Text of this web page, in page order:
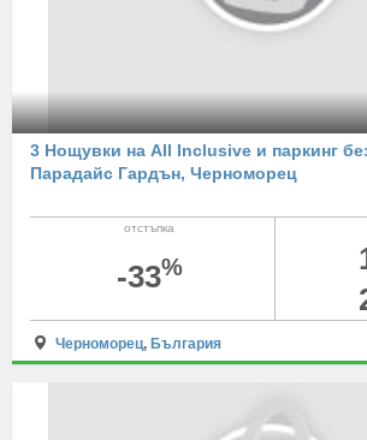
3 Нощувки на All Inclusive и паркинг
Парадайс Гардън, Черноморец
отстъпка
-33%
Черноморец, България